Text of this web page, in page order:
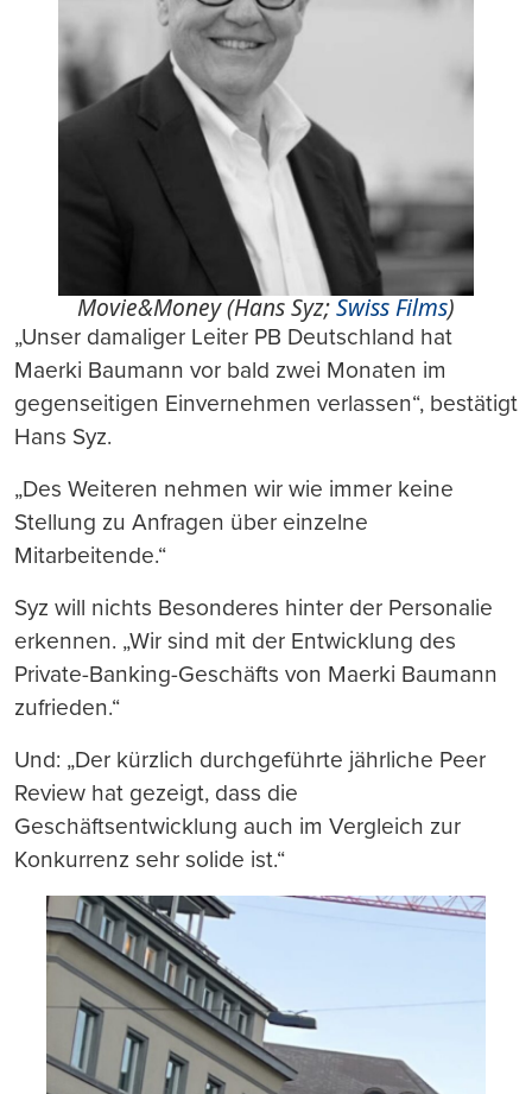
Movie&Money (Hans Syz;Swiss Films)
„Unser damaliger Leiter PB Deutschland hat
Maerki Baumann vor bald zwei Monaten im
gegenseitigen Einvernehmen verlassen“, bestätigt
Hans Syz.
„Des Weiteren nehmen wir wie immer keine
Stellung zu Anfragen über einzelne
Mitarbeitende.“
Syz will nichts Besonderes hinter der Personalie
erkennen. „Wir sind mit der Entwicklung des
Private-Banking-Geschäfts von Maerki Baumann
zufrieden.“
Und: „Der kürzlich durchgeführte jährliche Peer
Review hat gezeigt, dass die
Geschäftsentwicklung auch im Vergleich zur
Konkurrenz sehr solide ist.“